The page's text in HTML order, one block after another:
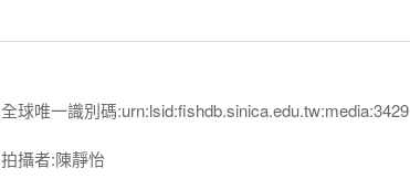
全球唯一識別碼:urn:lsid:fishdb.sinica.edu.tw:media:3429
拍攝者:陳靜怡